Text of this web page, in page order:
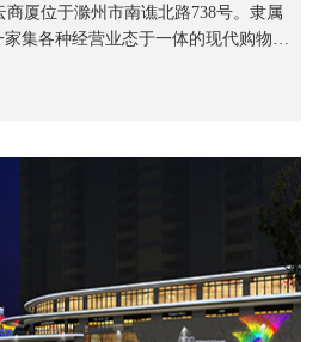
厦位于滁州市南谯北路738号。隶属
集各种经营业态于一体的现代购物中